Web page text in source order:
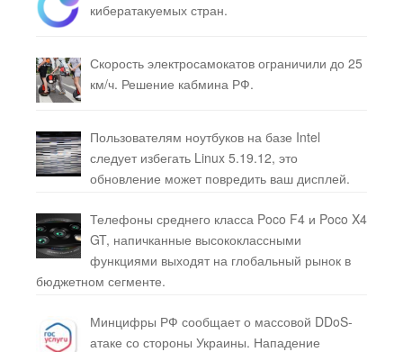
кибератакуемых стран.
Скорость электросамокатов ограничили до 25
км/ч. Решение кабмина РФ.
Пользователям ноутбуков на базе Intel
следует избегать Linux 5.19.12, это
обновление может повредить ваш дисплей.
Телефоны среднего класса Poco F4 и Poco X4
GT, напичканные высококлассными
функциями выходят на глобальный рынок в
бюджетном сегменте.
Минцифры РФ сообщает о массовой DDoS-
атаке со стороны Украины. Нападение